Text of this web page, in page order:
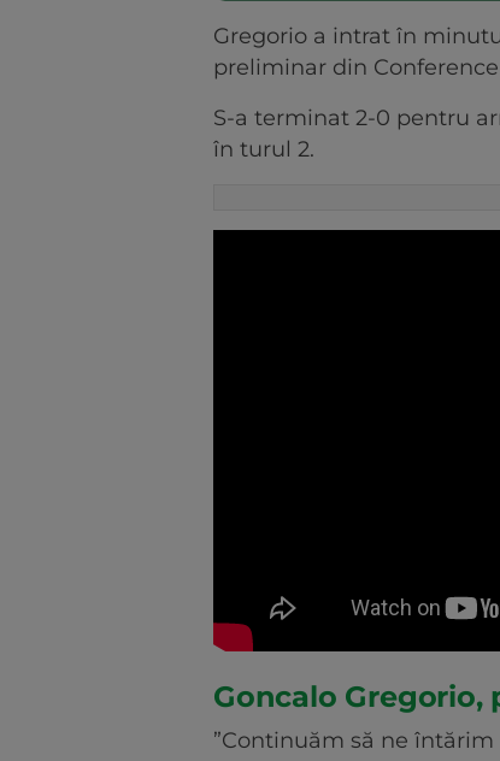
Gregorio a intrat în
preliminar din
S-a terminat 2-0 pentru
în turul 2.
Goncalo Gregorio,
”Continuăm să ne